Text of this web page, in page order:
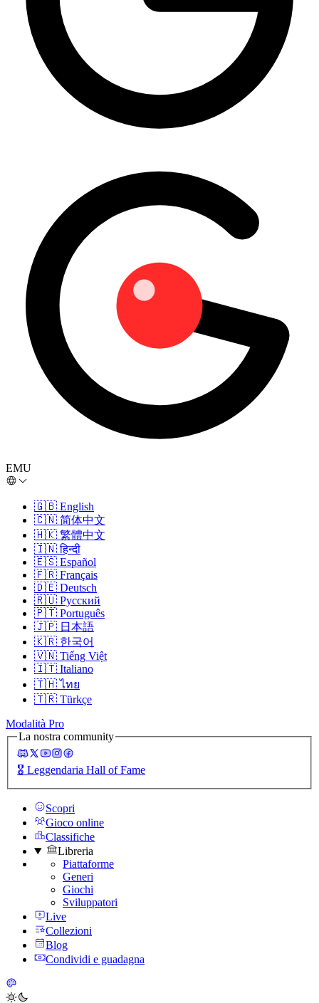
EMU
🇬🇧 English
🇨🇳 简体中文
🇭🇰 繁體中文
🇮🇳 हिन्दी
🇪🇸 Español
🇫🇷 Français
🇩🇪 Deutsch
🇷🇺 Русский
🇵🇹 Português
🇯🇵 日本語
🇰🇷 한국어
🇻🇳 Tiếng Việt
🇮🇹 Italiano
🇹🇭 ไทย
🇹🇷 Türkçe
Modalità Pro
La nostra community
🎖️ Leggendaria Hall of Fame
Scopri
Gioco online
Classifiche
Libreria
Piattaforme
Generi
Giochi
Sviluppatori
Live
Collezioni
Blog
Condividi e guadagna